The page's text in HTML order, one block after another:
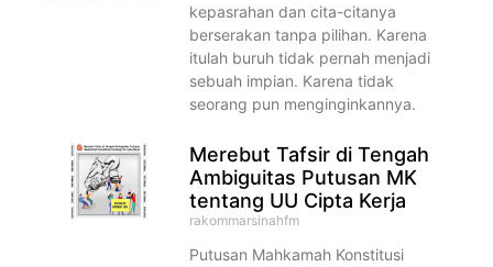
kepasrahan dan cita-citanya
berserakan tanpa pilihan. Karena
itulah buruh tidak pernah menjadi
sebuah impian. Karena tidak
seorang pun menginginkannya.
Merebut Tafsir di Tengah
Ambiguitas Putusan MK
tentang UU Cipta Kerja
rakommarsinahfm
Putusan Mahkamah Konstitusi